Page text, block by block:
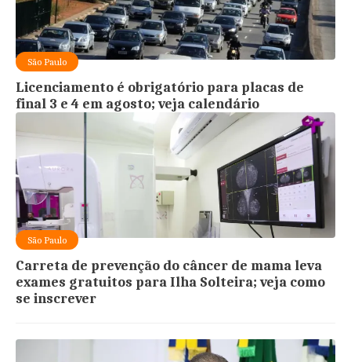
São Paulo
Licenciamento é obrigatório para placas de
final 3 e 4 em agosto; veja calendário
São Paulo
Carreta de prevenção do câncer de mama leva
exames gratuitos para Ilha Solteira; veja como
se inscrever